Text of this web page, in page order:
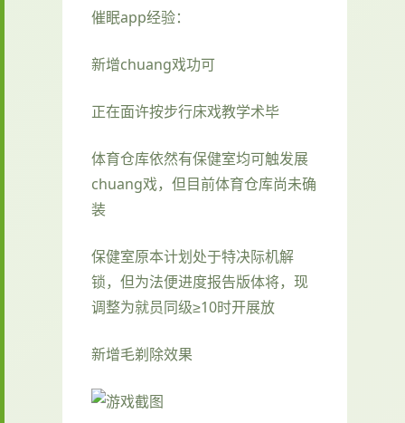
催眠app经验：
新增chuang戏功可
正在面许按步行床戏教学术毕
体育仓库依然有保健室均可触发展
chuang戏，但目前体育仓库尚未确
装
保健室原本计划处于特决际机解
锁，但为法便进度报告版体将，现
调整为就员同级≥10时开展放
新增毛剃除效果